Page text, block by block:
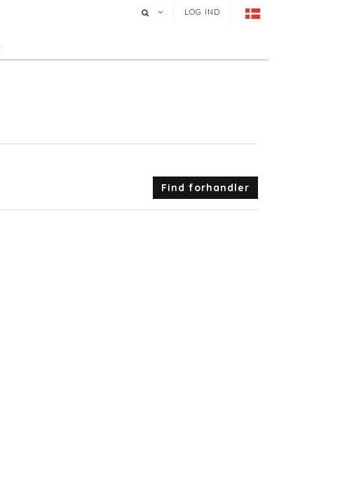
LOG IND
Find forhandler